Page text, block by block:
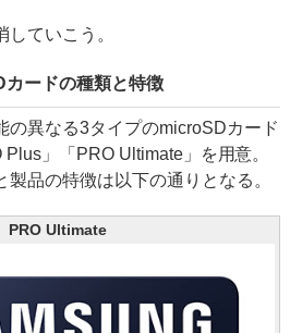
ていこう。
ードの種類と特徴
の異なる3タイプのmicroSDカード
Plus」「PRO Ultimate」を用意。
品の特徴は以下の通りとなる。
PRO Ultimate